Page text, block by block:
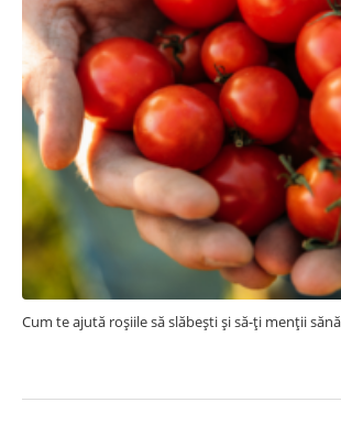
Cum te ajută roșiile să slăbești și să-ți menții